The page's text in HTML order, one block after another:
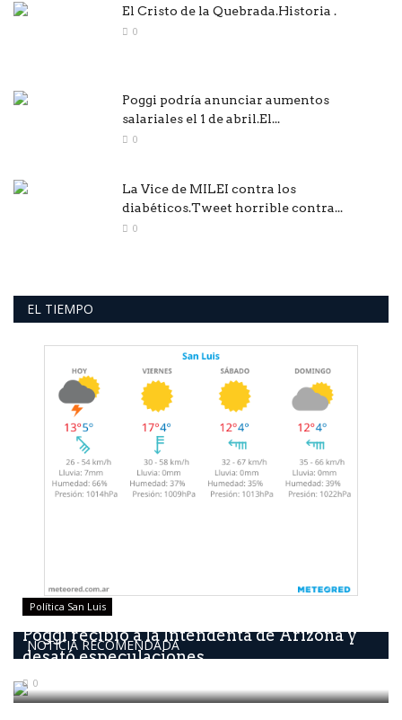
El Cristo de la Quebrada.Historia .
0
Poggi podría anunciar aumentos
salariales el 1 de abril.El...
0
La Vice de MILEI contra los
diabéticos.Tweet horrible contra...
0
EL TIEMPO
NOTICIA RECOMENDADA
Política San Luis
Poggi recibió a la Intendenta de Arizona y
desató especulaciones...
0